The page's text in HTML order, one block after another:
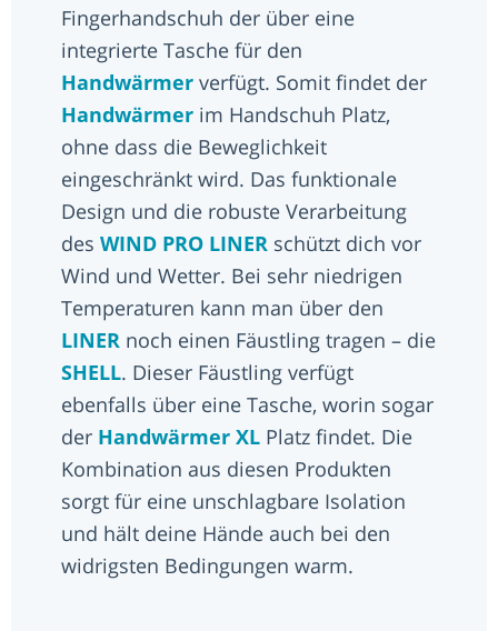
Fingerhandschuh der über eine
integrierte Tasche für den
Handwärmer verfügt. Somit findet der
Handwärmer im Handschuh Platz,
ohne dass die Beweglichkeit
eingeschränkt wird. Das funktionale
Design und die robuste Verarbeitung
des WIND PRO LINER schützt dich vor
Wind und Wetter. Bei sehr niedrigen
Temperaturen kann man über den
LINER noch einen Fäustling tragen – die
SHELL. Dieser Fäustling verfügt
ebenfalls über eine Tasche, worin sogar
der Handwärmer XL Platz findet. Die
Kombination aus diesen Produkten
sorgt für eine unschlagbare Isolation
und hält deine Hände auch bei den
widrigsten Bedingungen warm.